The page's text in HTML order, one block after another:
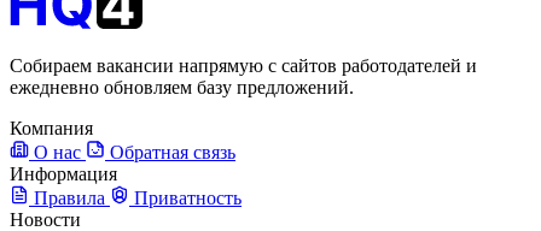
Собираем вакансии напрямую с сайтов работодателей и
ежедневно обновляем базу предложений.
Компания
О нас
Обратная связь
Информация
Правила
Приватность
Новости